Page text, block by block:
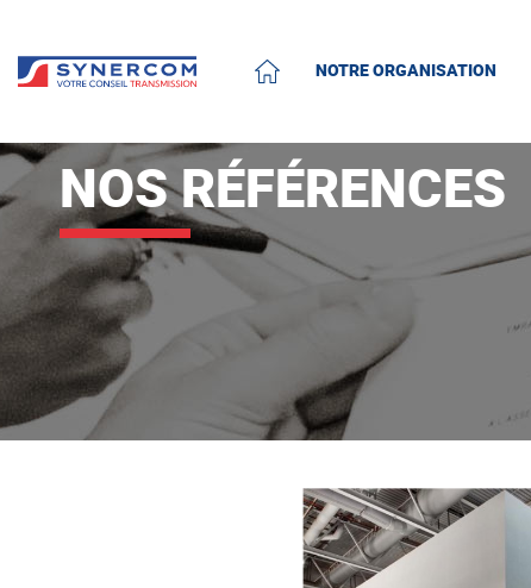
ACCUEIL
NOTRE ORGANISATION
NOS RÉFÉRENCES